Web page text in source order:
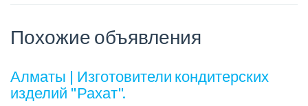
Похожие объявления
Алматы | Изготовители кондитерских
изделий "Рахат".